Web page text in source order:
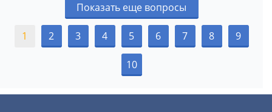
Показать еще вопросы
1 2 3 4 5 6 7 8 9
10